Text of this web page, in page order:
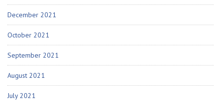
December 2021
October 2021
September 2021
August 2021
July 2021